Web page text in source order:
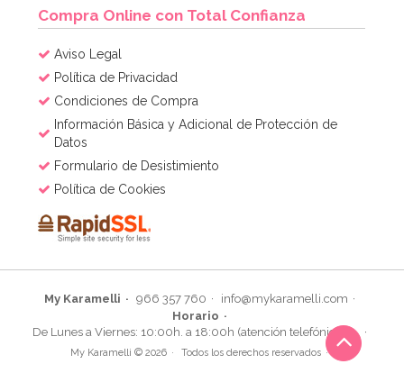
Compra Online con Total Confianza
Aviso Legal
Política de Privacidad
Condiciones de Compra
Información Básica y Adicional de Protección de
Datos
Formulario de Desistimiento
Política de Cookies
My Karamelli 966 357 760
info@mykaramelli.com
Horario
De Lunes a Viernes: 10:00h. a 18:00h (atención telefónica)
My Karamelli © 2026 Todos los derechos reservados